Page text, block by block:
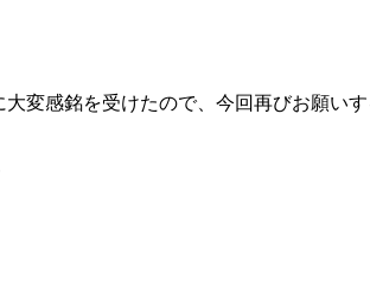
変感銘を受けたので、今回再びお願い